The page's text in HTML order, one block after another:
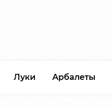
Луки Арбалеты